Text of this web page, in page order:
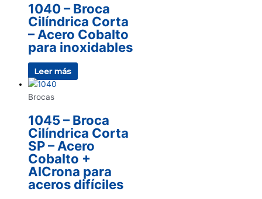
1040 – Broca
Cilíndrica Corta
– Acero Cobalto
para inoxidables
Leer más
Brocas
1045 – Broca
Cilíndrica Corta
SP – Acero
Cobalto +
AlCrona para
aceros difíciles